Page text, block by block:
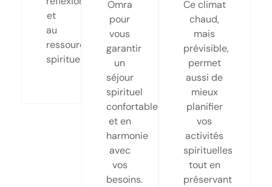
et
au
ressourcement
spirituel.
Omra
pour
vous
garantir
un
séjour
spirituel
confortable
et en
harmonie
avec
vos
besoins.
Ce climat
chaud,
mais
prévisible,
permet
aussi de
mieux
planifier
vos
activités
spirituelles
tout en
préservant